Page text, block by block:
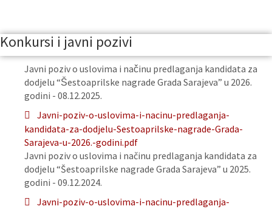
Konkursi i javni pozivi
Javni poziv o uslovima i načinu predlaganja kandidata za
dodjelu “Šestoaprilske nagrade Grada Sarajeva” u 2026.
godini - 08.12.2025.
Javni-poziv-o-uslovima-i-nacinu-predlaganja-
kandidata-za-dodjelu-Sestoaprilske-nagrade-Grada-
Sarajeva-u-2026.-godini.pdf
Javni poziv o uslovima i načinu predlaganja kandidata za
dodjelu “Šestoaprilske nagrade Grada Sarajeva” u 2025.
godini - 09.12.2024.
Javni-poziv-o-uslovima-i-nacinu-predlaganja-